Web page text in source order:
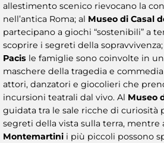
allestimento scenico rievocano la
nell’antica Roma; al Museo di Casal
partecipano a giochi “sostenibili” a
scoprire i segreti della sopravvivenza;
Pacis le famiglie sono coinvolte in
maschere della tragedia e
attori, danzatori e giocolieri che
incursioni teatrali dal vivo. Al Museo
guidata tra le sale ricche di curiosità
segreti della vista sulla terra, mentre
Montemartini i più piccoli possono